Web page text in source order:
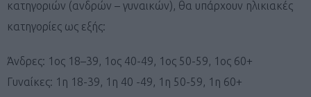
κατηγοριών (ανδρών – γυναικών), θα υπάρχουν ηλικιακές
κατηγορίες ως εξής:
Άνδρες: 1ος 18–39, 1ος 40-49, 1ος 50-59, 1ος 60+
Γυναίκες: 1η 18-39, 1η 40 -49, 1η 50-59, 1η 60+